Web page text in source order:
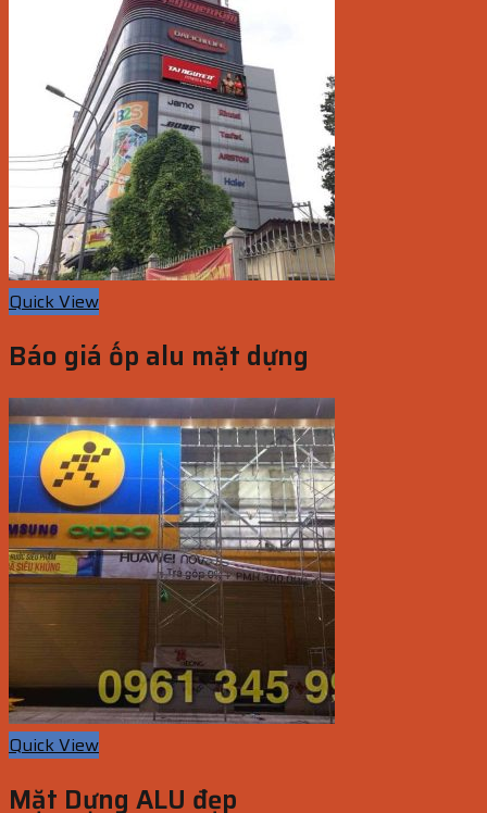
Quick View
Báo giá ốp alu mặt dựng
Quick View
Mặt Dựng ALU đẹp